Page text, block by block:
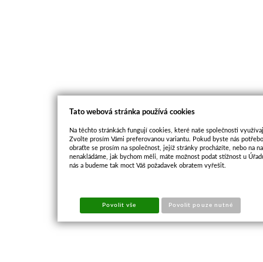
Tato webová stránka používá cookies
Na těchto stránkách fungují cookies, které naše společnosti
Zvolte prosím Vámi preferovanou variantu. Pokud byste nás
obraťte se prosím na společnost, jejíž stránky procházíte, nebo na
nenakládáme, jak bychom měli, máte možnost podat stížnost u
nás a budeme tak moct Váš požadavek obratem vyřešit.
Povolit vše Povolit pouze nutné